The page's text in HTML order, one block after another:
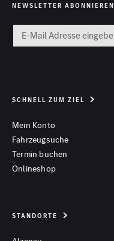
NEWSLETTER ABONNIEREN
SCHNELL ZUM ZIEL
Mein Konto
Fahrzeugsuche
Termin buchen
Onlineshop
STANDORTE